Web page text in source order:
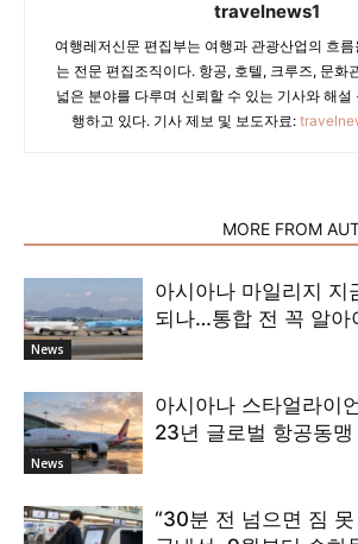
travelnews1
여행레저신문 편집부는 여행과 관광산업의 흐
는 전문 편집조직이다. 항공, 호텔, 크루즈, 문화
넓은 분야를 다루며 신뢰할 수 있는 기사와 해설
행하고 있다. 기사 제보 및 보도자료:
MORE FROM
News
아시아나 마일리지 지
되나…통합 전 꼭 알아
News
아시아나 스타얼라이
23년 글로벌 항공동
“30분 전 넘으면 짐